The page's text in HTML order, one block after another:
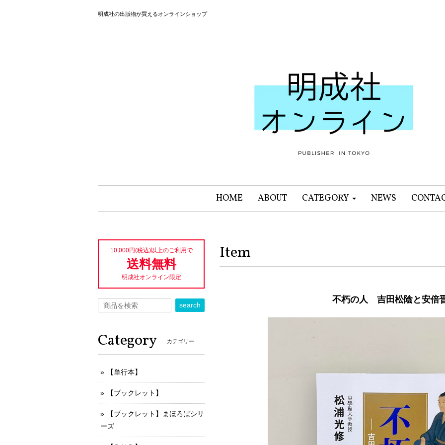
明成社の出版物が買えるオンラインショップ
HOME ABOUT CATEGORY NEWS
Item
不朽の人 吉田松陰と安倍
10,000円(税込)以上のご利用で
送料無料
明成社オンライン限定
search
Category カテゴリー
【単行本】
【ブックレット】
【ブックレット】まほろばシリ
ーズ